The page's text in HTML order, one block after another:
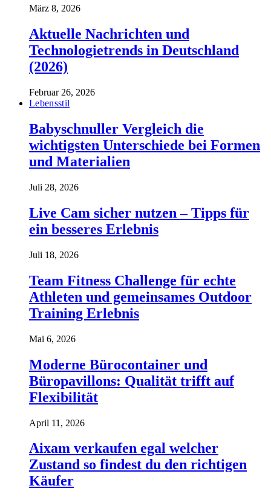
März 8, 2026
Aktuelle Nachrichten und
Technologietrends in Deutschland
(2026)
Februar 26, 2026
Lebensstil
Babyschnuller Vergleich die
wichtigsten Unterschiede bei Formen
und Materialien
Juli 28, 2026
Live Cam sicher nutzen – Tipps für
ein besseres Erlebnis
Juli 18, 2026
Team Fitness Challenge für echte
Athleten und gemeinsames Outdoor
Training Erlebnis
Mai 6, 2026
Moderne Bürocontainer und
Büropavillons: Qualität trifft auf
Flexibilität
April 11, 2026
Aixam verkaufen egal welcher
Zustand so findest du den richtigen
Käufer